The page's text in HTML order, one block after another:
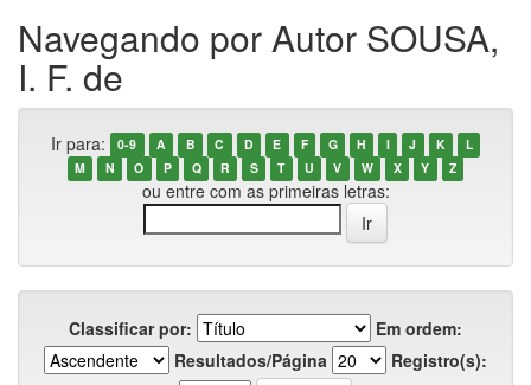
Navegando por Autor SOUSA,
I. F. de
Ir para: 0-9 A B C D E F G H I J K
L
M
N O P Q R S T U V W X Y Z
ou entre com as primeiras letras:
Classificar por:
Em ordem:
Resultados/Página
Registro(s):